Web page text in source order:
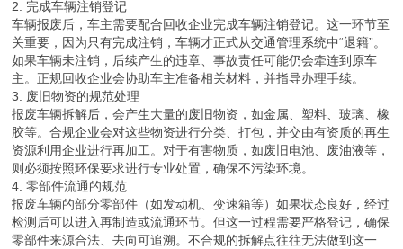
2. 完成车辆注销登记
车辆报废后，车主需要配合回收企业完成车辆注销登记。这一环节至
关重要，因为只有完成注销，车辆才正式从交通管理系统中“退籍”。
如果车辆未注销，后续产生的违章、事故责任可能仍会牵连到原车
主。正规回收企业会协助车主准备相关材料，并指导办理手续。
3. 废旧物资的规范处理
报废车辆拆解后，会产生大量的废旧物资，如金属、塑料、玻璃、橡
胶等。合规企业会对这些物资进行分类、打包，并交由有资质的再生
资源利用企业进行再加工。对于有害物质，如废旧电池、废油液等，
则必须按照环保要求进行专业处置，确保不污染环境。
4. 零部件流通的规范
报废车辆的部分零部件（如发动机、变速箱等）如果状态良好，经过
检测后可以进入再制造或流通环节。但这一过程需要严格登记，确保
零部件来源合法、去向可追溯。不合规的拆解点往往无法做到这一